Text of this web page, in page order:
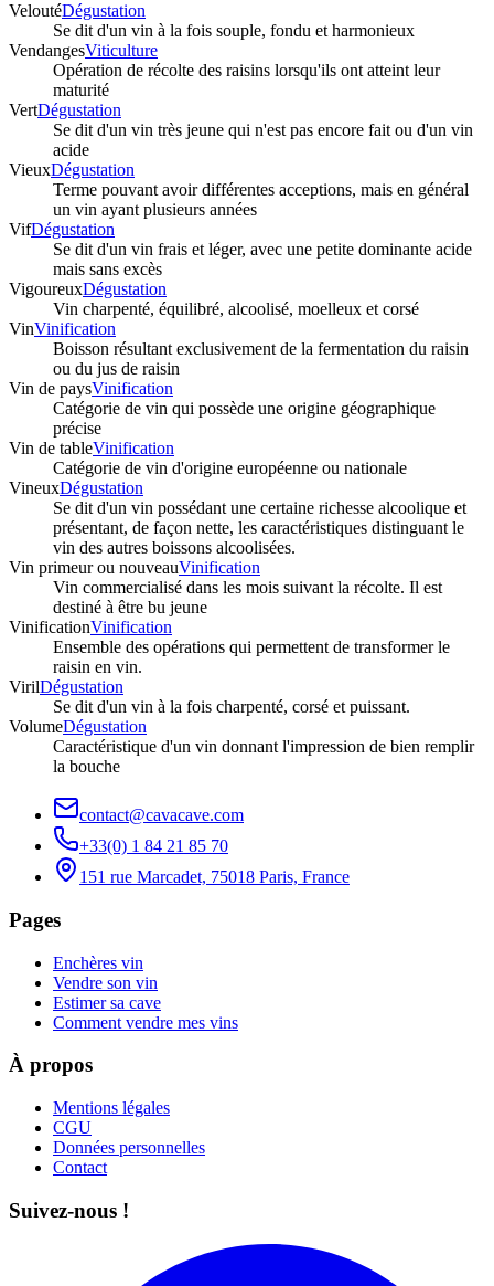
VeloutéDégustation
Se dit d'un vin à la fois souple, fondu et harmonieux
VendangesViticulture
Opération de récolte des raisins lorsqu'ils ont atteint leur
maturité
VertDégustation
Se dit d'un vin très jeune qui n'est pas encore fait ou d'un vin
acide
VieuxDégustation
Terme pouvant avoir différentes acceptions, mais en général
un vin ayant plusieurs années
VifDégustation
Se dit d'un vin frais et léger, avec une petite dominante acide
mais sans excès
VigoureuxDégustation
Vin charpenté, équilibré, alcoolisé, moelleux et corsé
VinVinification
Boisson résultant exclusivement de la fermentation du raisin
ou du jus de raisin
Vin de paysVinification
Catégorie de vin qui possède une origine géographique
précise
Vin de tableVinification
Catégorie de vin d'origine européenne ou nationale
VineuxDégustation
Se dit d'un vin possédant une certaine richesse alcoolique et
présentant, de façon nette, les caractéristiques distinguant le
vin des autres boissons alcoolisées.
Vin primeur ou nouveauVinification
Vin commercialisé dans les mois suivant la récolte. Il est
destiné à être bu jeune
VinificationVinification
Ensemble des opérations qui permettent de transformer le
raisin en vin.
VirilDégustation
Se dit d'un vin à la fois charpenté, corsé et puissant.
VolumeDégustation
Caractéristique d'un vin donnant l'impression de bien remplir
la bouche
contact@cavacave.com
+33(0) 1 84 21 85 70
151 rue Marcadet, 75018 Paris, France
Pages
Enchères vin
Vendre son vin
Estimer sa cave
Comment vendre mes vins
À propos
Mentions légales
CGU
Données personnelles
Contact
Suivez-nous !